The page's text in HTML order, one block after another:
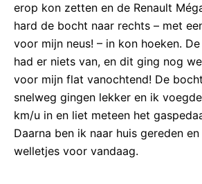
erop kon zetten en de Renault
hard de bocht naar rechts – met
voor mijn neus! – in kon hoeken.
had er niets van, en dit ging nog
voor mijn flat vanochtend! De
snelweg gingen lekker en ik
km/u in en liet meteen het
Daarna ben ik naar huis gereden
welletjes voor vandaag.